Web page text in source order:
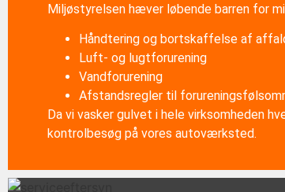
Miljøstyrelsen hæver løbende barren for
Håndtering og bortskaffelse af
Luft- og lugtforurening
Vandforurening
Afstandsregler til
Da vi vasker gulvet i hele virksomheden
kontrolbesøg på vores autoværksted.